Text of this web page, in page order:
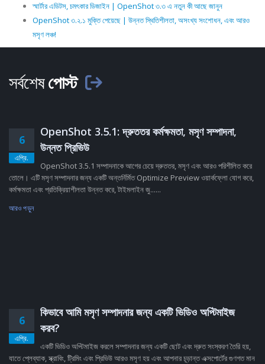
স্মার্টার এডিটস, চমৎকার ডিজাইন | OpenShot ৩.৩ এ নতুন কী আছে জানুন
OpenShot ৩.২.১ মুক্তি পেয়েছে | উন্নত স্থিতিশীলতা, অসংখ্য সংশোধন, এবং আরও
মসৃণ লঞ্চ!
সর্বশেষপোস্ট
6
এপ্রি.
OpenShot 3.5.1: দ্রুততর কর্মক্ষমতা, মসৃণ সম্পাদনা,
উন্নত প্রিভিউ
OpenShot 3.5.1 সম্পাদনাকে আগের চেয়ে দ্রুততর, মসৃণ এবং আরও পরিশীলিত করে
তোলে। এটি মসৃণ সম্পাদনার জন্য একটি অন্তর্নির্মিত Optimize Preview ওয়ার্কফ্লো যোগ করে,
কর্মক্ষমতা এবং প্রতিক্রিয়াশীলতা উন্নত করে, টাইমলাইন জু......
আরও পড়ুন
6
এপ্রি.
কিভাবে আমি মসৃণ সম্পাদনার জন্য একটি ভিডিও অপ্টিমাইজ
করব?
একটি ভিডিও অপ্টিমাইজ করলে সম্পাদনার জন্য একটি ছোট এবং দ্রুত সংস্করণ তৈরি হয়,
যাতে প্লেব্যাক, স্ক্রাবিং, ট্রিমিং এবং প্রিভিউ আরও মসৃণ হয় এবং আপনার চূড়ান্ত এক্সপোর্টের গুণগত মান